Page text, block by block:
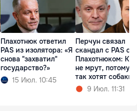
Плахотнюк ответил
PAS из изолятора: «Я
снова "захватил"
государство?»
15 Июл. 10:45
Перчун связал
скандал с PAS с
Плахотнюком:
не мрут, потому
так хотят собаки
9 Июл. 11:31